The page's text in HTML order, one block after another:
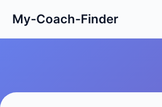
My-Coach-Finder